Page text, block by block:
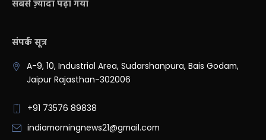
सबसे ज़्यादा पढ़ा गया
संपर्क सूत्र
A-9, 10, Industrial Area, Sudarshanpura, Bais Godam,
Jaipur Rajasthan-302006
+91 73576 89838
indiamorningnews21@gmail.com